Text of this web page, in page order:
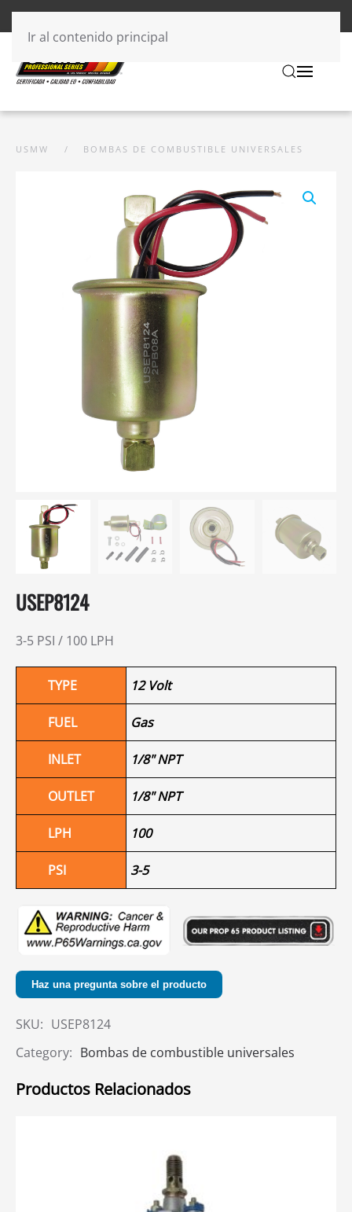
Ir al contenido principal
USMW BOMBAS DE COMBUSTIBLE UNIVERSALES
USEP8124
3-5 PSI / 100 LPH
TYPE 12 Volt
FUEL Gas
INLET 1/8" NPT
OUTLET 1/8" NPT
LPH 100
PSI 3-5
Haz una pregunta sobre el producto
SKU: USEP8124
Category: Bombas de combustible universales
Productos Relacionados